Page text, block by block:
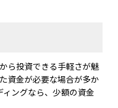
ら投資できる手軽さが魅
資金が必要な場合が多か
ングなら、少額の資金